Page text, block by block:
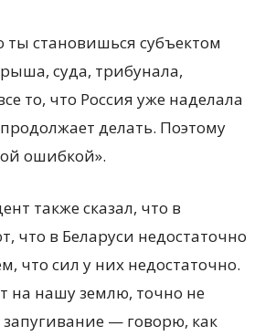
становишься субъектом
суда, трибунала,
то, что Россия уже наделала
делать. Поэтому
ошибкой».
также сказал, что в
что в Беларуси недостаточно
что сил у них недостаточно.
на нашу землю, точно не
запугивание — говорю, как